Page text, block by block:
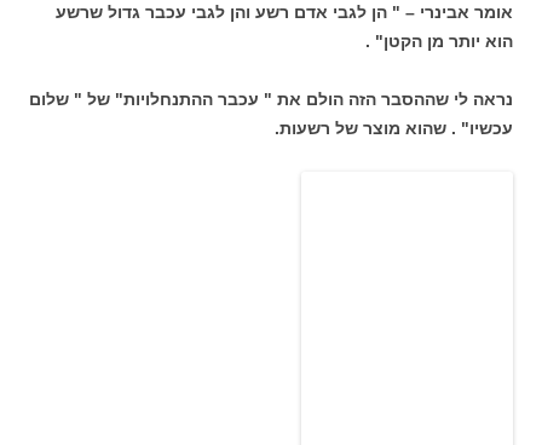
אומר אבינרי – " הן לגבי אדם רשע והן לגבי עכבר גדול שרשע
הוא יותר מן הקטן" .
נראה לי שההסבר הזה הולם את " עכבר ההתנחלויות" של " שלום
עכשיו" . שהוא מוצר של רשעות.